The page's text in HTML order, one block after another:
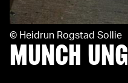
MUNCH UNG
© Heidrun Rogstad Sollie